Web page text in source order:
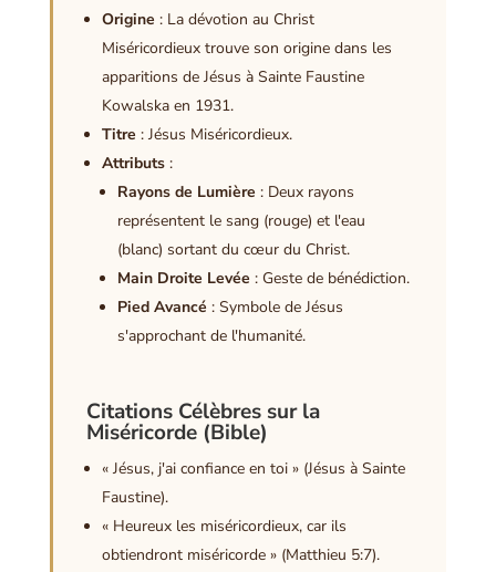
Origine : La dévotion au Christ
Miséricordieux trouve son origine dans les
apparitions de Jésus à Sainte Faustine
Kowalska en 1931.
Titre : Jésus Miséricordieux.
Attributs:
Rayons de Lumière : Deux rayons
représentent le sang (rouge) et l'eau
(blanc) sortant du cœur du Christ.
Main Droite Levée : Geste de bénédiction.
Pied Avancé : Symbole de Jésus
s'approchant de l'humanité.
Citations Célèbres sur la
Miséricorde (Bible)
« Jésus, j'ai confiance en toi » (Jésus à Sainte
Faustine).
« Heureux les miséricordieux, car ils
obtiendront miséricorde » (Matthieu 5:7).